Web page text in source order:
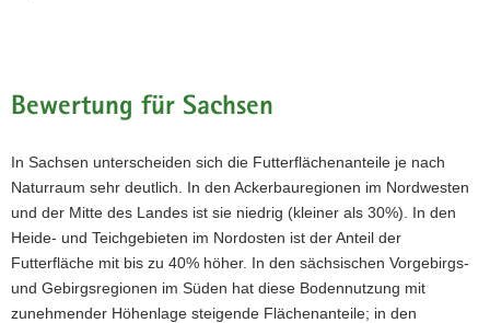
Bewertung für Sachsen
In Sachsen unterscheiden sich die Futterflächenanteile je nach
Naturraum sehr deutlich. In den Ackerbauregionen im Nordwesten
und der Mitte des Landes ist sie niedrig (kleiner als 30%). In den
Heide- und Teichgebieten im Nordosten ist der Anteil der
Futterfläche mit bis zu 40% höher. In den sächsischen Vorgebirgs-
und Gebirgsregionen im Süden hat diese Bodennutzung mit
zunehmender Höhenlage steigende Flächenanteile; in den